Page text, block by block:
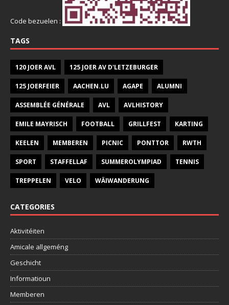
Code bezuelen :
TAGS
120 JOER AVL 125 JOER AV D'LETZEBURGER
125 JOERFEIER AACHEN.LU AGAPE ALUMNI
ASSEMBLÉE GÉNÉRALE AVL AVLHISTORY
EMILE MAYRISCH FOOTBALL GRILLFEST KARTING
KEELEN MEMBEREN PICNIC PONTTOR RWTH
SPORT STAFFELLAF SUMMEROLYMPIAD TENNIS
TREPPELEN VELO WÄIWANDERUNG
CATEGORIES
Aktivitéiten
Amicale allgeméng
Geschicht
Informatioun
Memberen